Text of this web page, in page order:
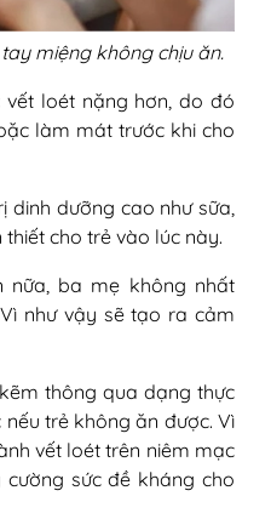
miệng không chịu ăn.
loét nặng hơn, do đó
làm mát trước khi cho
dinh dưỡng cao như sữa,
cho trẻ vào lúc này.
nữa, ba mẹ không nhất
như vậy sẽ tạo ra cảm
thông qua dạng thực
trẻ không ăn được. Vì
vết loét trên niêm mạc
sức đề kháng cho